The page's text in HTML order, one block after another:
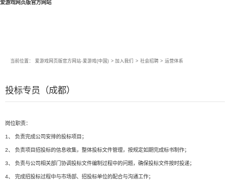
爱游戏网页版官方网站
当前位置： 爱游戏网页版官方网站-爱游戏(中国) > 加入我们 > 社会招聘 > 运营体系
投标专员（成都）
岗位职责：
1、 负责完成公司安排的投标项目；
2、 负责项目招投标的信息收集，整体投标文件管理，按规定如期完成标书制作；
3、 负责与公司相关部门协调投标文件编制过程中的问题，确保投标文件按时投递；
4、 完成招投标过程中与市场部、招投标单位的配合与沟通工作；